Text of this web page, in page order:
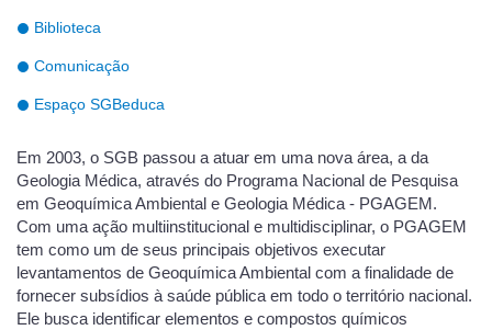
Biblioteca
Comunicação
Espaço SGBeduca
Em 2003, o SGB passou a atuar em uma nova área, a da
Geologia Médica, através do Programa Nacional de Pesquisa
em Geoquímica Ambiental e Geologia Médica - PGAGEM.
Com uma ação multiinstitucional e multidisciplinar, o PGAGEM
tem como um de seus principais objetivos executar
levantamentos de Geoquímica Ambiental com a finalidade de
fornecer subsídios à saúde pública em todo o território nacional.
Ele busca identificar elementos e compostos químicos